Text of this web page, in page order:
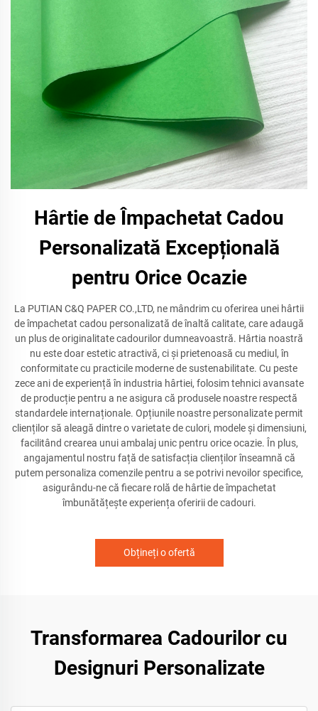
Hârtie de Împachetat Cadou
Personalizată Excepțională
pentru Orice Ocazie
La PUTIAN C&Q PAPER CO.,LTD, ne mândrim cu oferirea unei hârtii
de împachetat cadou personalizată de înaltă calitate, care adaugă
un plus de originalitate cadourilor dumneavoastră. Hârtia noastră
nu este doar estetic atractivă, ci și prietenoasă cu mediul, în
conformitate cu practicile moderne de sustenabilitate. Cu peste
zece ani de experiență în industria hârtiei, folosim tehnici avansate
de producție pentru a ne asigura că produsele noastre respectă
standardele internaționale. Opțiunile noastre personalizate permit
clienților să aleagă dintre o varietate de culori, modele și dimensiuni,
facilitând crearea unui ambalaj unic pentru orice ocazie. În plus,
angajamentul nostru față de satisfacția clienților înseamnă că
putem personaliza comenzile pentru a se potrivi nevoilor specifice,
asigurându-ne că fiecare rolă de hârtie de împachetat
îmbunătățește experiența oferirii de cadouri.
Obțineți o ofertă
Transformarea Cadourilor cu
Designuri Personalizate